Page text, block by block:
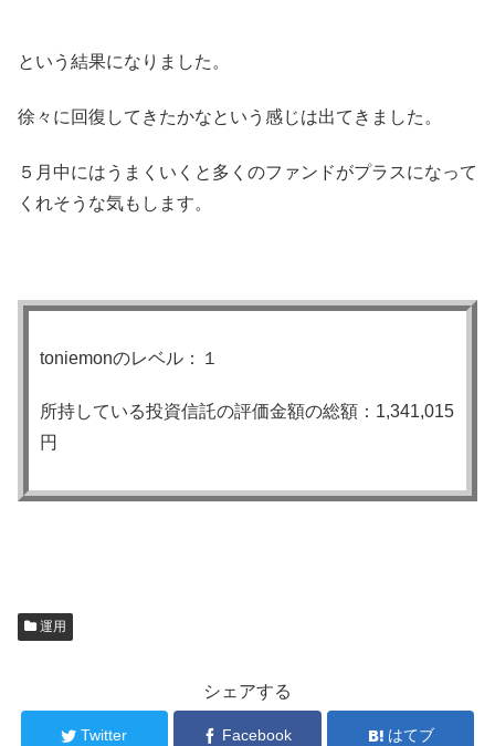
という結果になりました。
徐々に回復してきたかなという感じは出てきました。
５月中にはうまくいくと多くのファンドがプラスになって
くれそうな気もします。
toniemonのレベル：１
所持している投資信託の評価金額の総額：1,341,015
円
運用
シェアする
Twitter Facebook はてブ